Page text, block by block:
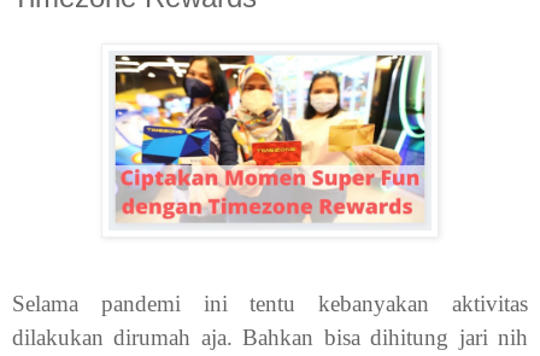
Selama pandemi ini tentu kebanyakan aktivitas
dilakukan dirumah aja. Bahkan bisa dihitung jari nih